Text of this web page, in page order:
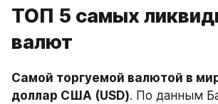
ТОП 5 самых
валют
Самой торгуемой валютой в
доллар США (USD). По данным